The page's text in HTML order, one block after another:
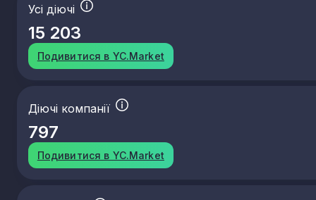
Усі діючі
15 203
Подивитися в YC.Market
Діючі компанії
797
Подивитися в YC.Market